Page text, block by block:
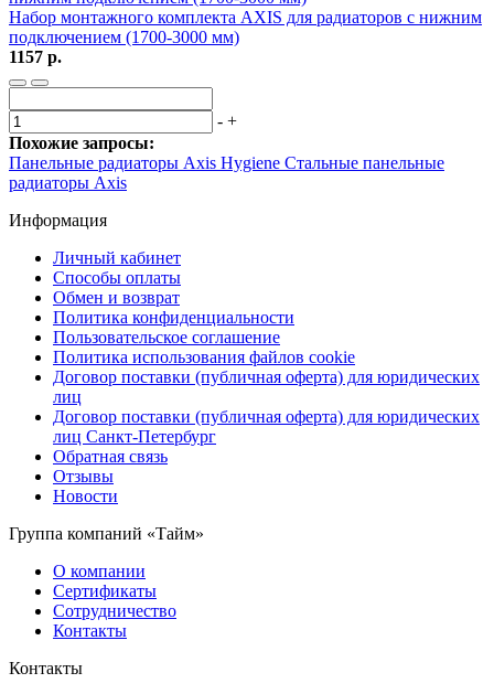
Набор монтажного комплекта AXIS для радиаторов с нижним
подключением (1700-3000 мм)
1157 р.
- +
Похожие запросы:
Панельные радиаторы Axis Hygiene Стальные панельные
радиаторы Axis
Информация
Личный кабинет
Способы оплаты
Обмен и возврат
Политика конфиденциальности
Пользовательское соглашение
Политика использования файлов cookie
Договор поставки (публичная оферта) для юридических
лиц
Договор поставки (публичная оферта) для юридических
лиц Санкт-Петербург
Обратная связь
Отзывы
Новости
Группа компаний «Тайм»
О компании
Сертификаты
Сотрудничество
Контакты
Контакты